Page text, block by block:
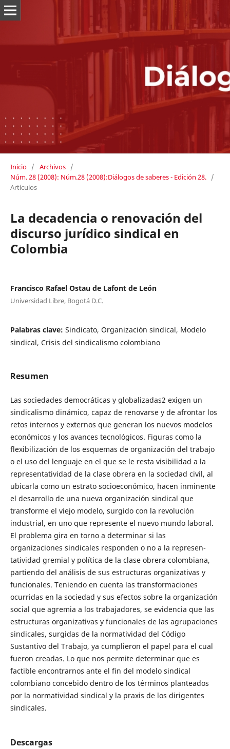
Inicio / Archivos /
Núm. 28 (2008): Núm.28 (2008):Diálogos de saberes - Edición 28. /
Artículos
La decadencia o renovación del
discurso jurídico sindical en
Colombia
Francisco Rafael Ostau de Lafont de León
Universidad Libre, Bogotá D.C.
Palabras clave: Sindicato, Organización sindical, Modelo
sindical, Crisis del sindicalismo colombiano
Resumen
Las sociedades democráticas y globalizadas2 exigen un
sindicalismo dinámico, capaz de renovarse y de afrontar los
retos internos y externos que generan los nuevos modelos
económicos y los avances tecnológicos. Figuras como la
flexibilización de los esquemas de organización del trabajo
o el uso del lenguaje en el que se le resta visibilidad a la
representatividad de la clase obrera en la sociedad civil, al
ubicarla como un estrato socioeconómico, hacen inminente
el desarrollo de una nueva organización sindical que
transforme el viejo modelo, surgido con la revolución
industrial, en uno que represente el nuevo mundo laboral.
El problema gira en torno a determinar si las
organizaciones sindicales responden o no a la represen-
tatividad gremial y política de la clase obrera colombiana,
partiendo del análisis de sus estructuras organizativas y
funcionales. Teniendo en cuenta las transformaciones
ocurridas en la sociedad y sus efectos sobre la organización
social que agremia a los trabajadores, se evidencia que las
estructuras organizativas y funcionales de las agrupaciones
sindicales, surgidas de la normatividad del Código
Sustantivo del Trabajo, ya cumplieron el papel para el cual
fueron creadas. Lo que nos permite determinar que es
factible encontrarnos ante el fin del modelo sindical
colombiano concebido dentro de los términos planteados
por la normatividad sindical y la praxis de los dirigentes
sindicales.
Descargas